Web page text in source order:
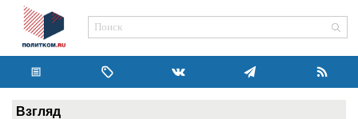
Взгляд